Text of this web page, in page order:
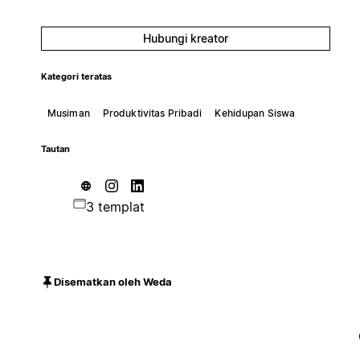
Hubungi kreator
Kategori teratas
Musiman Produktivitas Pribadi Kehidupan Siswa
Tautan
3 templat
Disematkan oleh Weda